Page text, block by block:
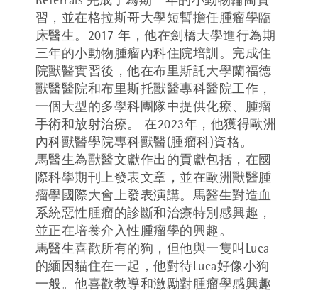
習，並在格拉斯哥大學短暫擔任腫瘤學臨
床醫生。2017 年，他在劍橋大學進行為期
三年的小動物腫瘤內科住院培訓。完成住
院獸醫實習後，他在布里斯託大學蘭福德
獸醫醫院和布里斯托獸醫專科醫院工作，
一個大型的多學科團隊中提供化療、腫瘤
手術和放射治療。 在2023年，他獲得歐洲
內科獸醫學院專科獸醫(腫瘤科)資格。
馬醫生為獸醫文獻作出的貢獻包括，在國
際科學期刊上發表文章，並在歐洲獸醫腫
瘤學國際大會上發表演講。馬醫生對造血
系統惡性腫瘤的診斷和治療特別感興趣，
並正在培養介入性腫瘤學的興趣。
馬醫生喜歡所有的狗，但他與一隻叫Luca
的緬因貓住在一起，他對待Luca好像小狗
一般。他喜歡教導和激勵對腫瘤學感興趣